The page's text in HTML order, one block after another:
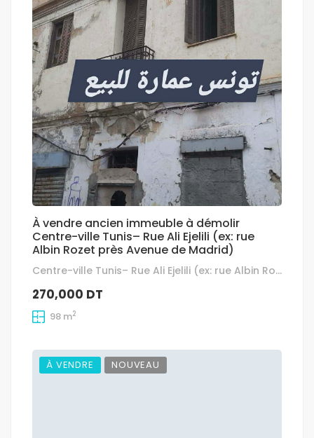
À vendre ancien immeuble à démolir
Centre-ville Tunis– Rue Ali Ejelili (ex: rue
Albin Rozet près Avenue de Madrid)
Centre-ville Tunis– Rue Ali Ejelili (ex: rue Albin Rozet près Avenue de Madrid)
270,000 DT
98 m2
À VENDRE NOUVEAU